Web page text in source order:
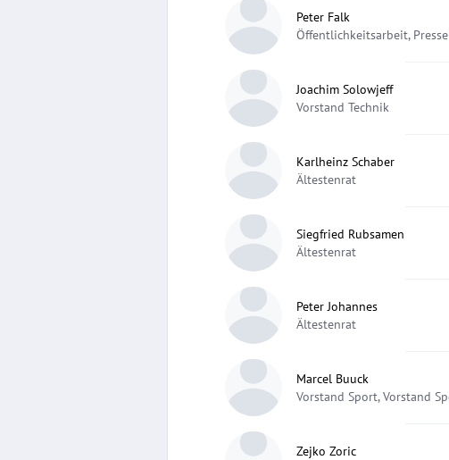
Peter Falk
Öffentlichkeitsarbeit, Presse
Joachim Solowjeff
Vorstand Technik
Karlheinz Schaber
Ältestenrat
Siegfried Rubsamen
Ältestenrat
Peter Johannes
Ältestenrat
Marcel Buuck
Vorstand Sport, Vorstand
Zejko Zoric